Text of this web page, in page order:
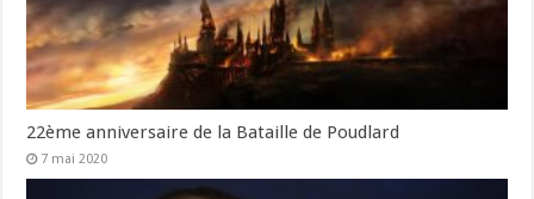
22ème anniversaire de la Bataille de Poudlard
7 mai 2020